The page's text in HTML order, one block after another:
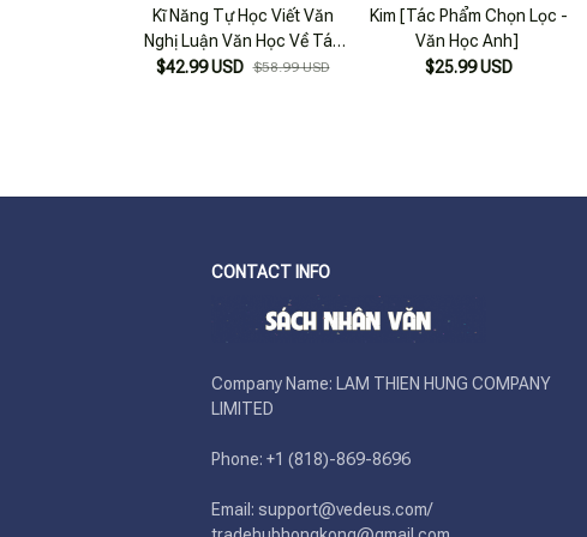
Kĩ Năng Tự Học Viết Văn
Nghị Luận Văn Học Về Tác
Phẩm Ngoài SGK - Quyển 2 -
$42.99 USD $58.99 USD
Kim [Tác Phẩm Chọn Lọc -
Văn Học Anh]
$25.99 USD
CONTACT INFO
Company Name: LAM THIEN HUNG COMPANY
LIMITED
Phone: +1 (818)-869-8696
Email: support@vedeus.com/